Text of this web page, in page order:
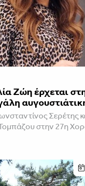
Ζώη έρχεται
Σερέτης
στην 27η